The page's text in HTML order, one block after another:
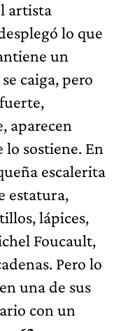
artista
lo que
un
caiga, pero
aparecen
lo sostiene. En
escalerita
estatura,
lápices,
Foucault,
Pero lo
una de sus
con un